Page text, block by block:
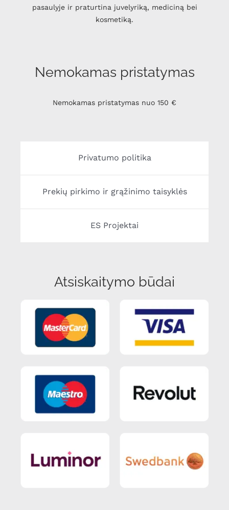
pasaulyje ir praturtina juvelyriką, mediciną bei
kosmetiką.
Nemokamas pristatymas
Nemokamas pristatymas nuo 150 €
Privatumo politika
Prekių pirkimo ir grąžinimo taisyklės
ES Projektai
Atsiskaitymo būdai